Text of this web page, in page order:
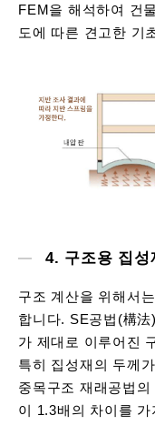
FEM을 해석하여 건
도에 따른 견고한 기
4. 구조용 집
구조 계산을 위해서
합니다. SE공법(構
가 제대로 이루어진
특히 집성재의 두께
중목구조 재래공법
이 1.3배의 차이를 가